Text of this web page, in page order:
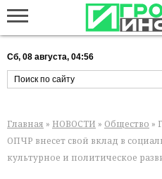
Сб, 08 августа, 04:56
Главная » НОВОСТИ » Общество »
ОПЧР внесет свой вклад в
культурное и политическое